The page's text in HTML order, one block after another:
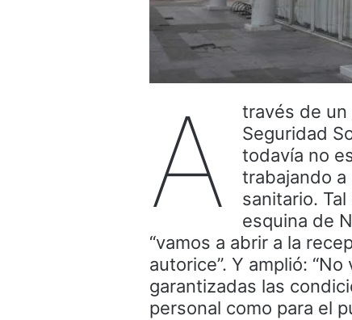
A
través de un
Seguridad
todavía no
trabajando
sanitario.
esquina de
“vamos a abrir a la
autorice”. Y amplió:
garantizadas las
personal como para el